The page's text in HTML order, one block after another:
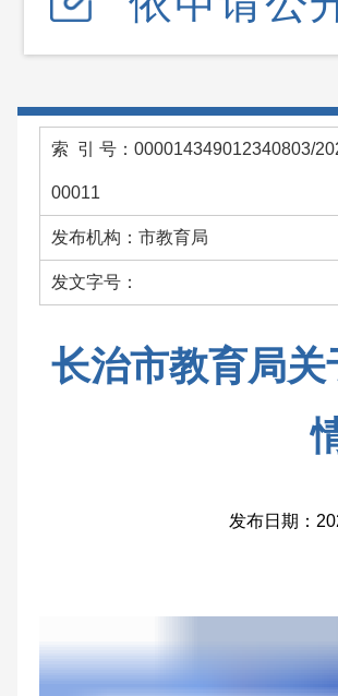
索 引 号：000014349012340803/
00011
发布机构：市教育局
发文字号：
长治市教育局
发布日期：